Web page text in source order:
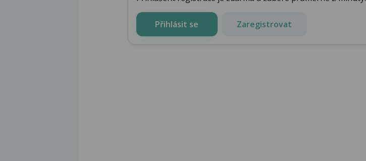
Přihlásit se Zaregistrovat